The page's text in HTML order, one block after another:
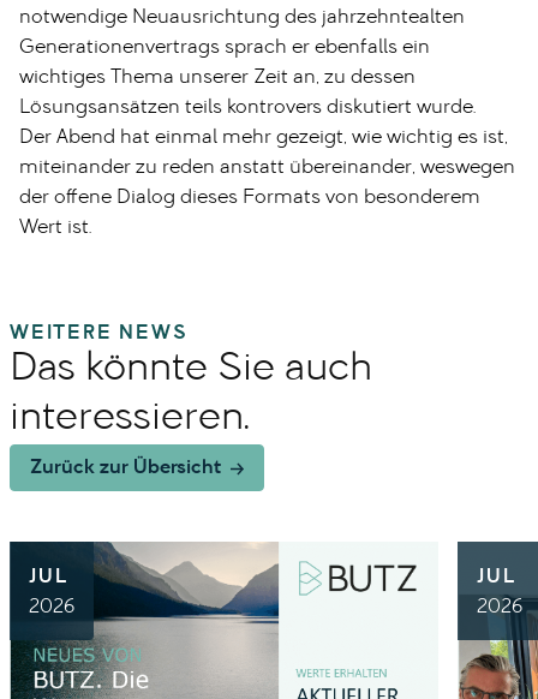
notwendige Neuausrichtung des jahrzehntealten
Generationenvertrags sprach er ebenfalls ein
wichtiges Thema unserer Zeit an, zu dessen
Lösungsansätzen teils kontrovers diskutiert wurde.
Der Abend hat einmal mehr gezeigt, wie wichtig es ist,
miteinander zu reden anstatt übereinander, weswegen
der offene Dialog dieses Formats von besonderem
Wert ist.
WEITERE NEWS
Das könnte Sie auch
interessieren.
Zurück zur Übersicht
JUL
2026
JUL
2026